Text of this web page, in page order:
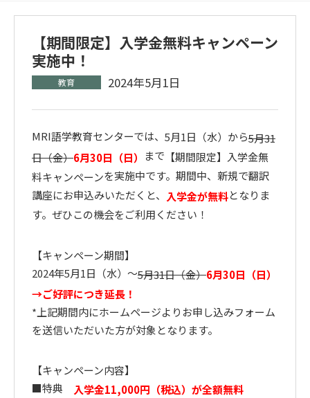
【期間限定】入学金無料キャンペーン
実施中！
2024年5月1日
MRI語学教育センターでは、 5月1日（水）から5月31
日（金）6月30日（日） まで 【期間限定】入学金無
料キャンペーンを実施中です。期間中、新規で翻訳
講座にお申込みいただくと、 入学金が無料となりま
す。ぜひこの機会をご利用ください！
【キャンペーン期間】
2024年5月1日（水）～5月31日（金）6月30日（日）
→ご好評につき延長！
*上記期間内にホームページよりお申し込みフォーム
を送信いただいた方が対象となります。
【キャンペーン内容】
■特典 入学金11,000円（税込）が全額無料